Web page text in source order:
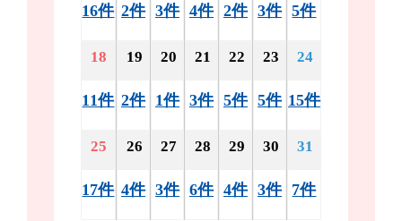
16件 2件 3件 4件 2件 3件 5件
18
11件
19
2件
20
1件
21
3件
22
5件
23
5件
24
15件
25
17件
26
4件
27
3件
28
6件
29
4件
30
3件
31
7件